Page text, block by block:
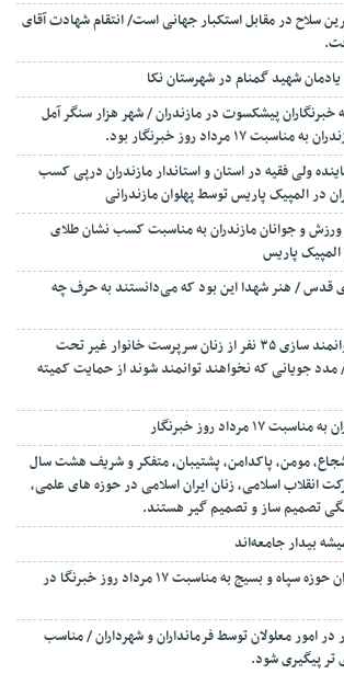
سلاح در مقابل استکبار جهانی است/ انتقام شهادت آقای
شهید گمنام در شهرستان نکا
خبرنگاران پیشکسوت در مازندران / شهر هزار سنگر آمل
۱۷ مرداد روز خبرنگار بود.
ولی فقیه در استان و استاندار مازندران درپی کسب
در المپیک پاریس توسط پهلوان مازندرانی
ورزش و جوانان مازندران به مناسبت کسب نشان طلای
پاریس
قدس / هنر شهدا این بود که می‌دانستند به حرف چه
برگزاری مراسم طرح توانمند سازی ۳۵ نفر از زنان سرپرست خانوار غیر تحت
جویانی که نخواهند توانمند شوند از حمایت کمیته
مرداد روز خبرنگار
شجاع، مومن، پاکدامن، پشتیبان، متفکر و شریف هشت سال
انقلاب اسلامی، زنان ایران اسلامی در حوزه های علمی،
تصمیم ساز و تصمیم گیر هستند.
بیدار جامعه‌اند
آئین تجلیل از خبرنگاران حوزه سپاه و بسیج به مناسبت ۱۷ مرداد روز خبرنگا در
امور معلولان توسط فرمانداران و شهرداران / مناسب
تر پیگیری شود.